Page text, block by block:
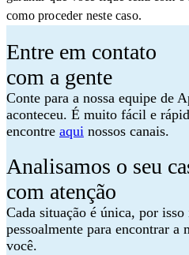
como proceder neste caso.
Entre em contato
com a gente
Conte para a nossa equipe de
aconteceu. É muito fácil e
encontre aqui nossos canais.
Analisamos o seu
com atenção
Cada situação é única, por
pessoalmente para encontrar
você.